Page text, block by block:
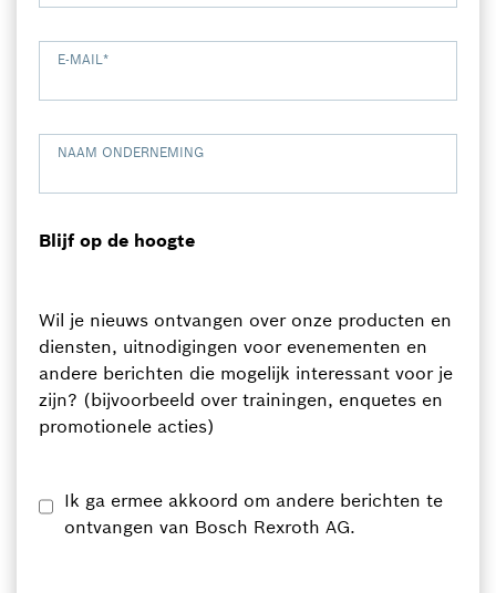
E-MAIL*
NAAM ONDERNEMING
Blijf op de hoogte
Wil je nieuws ontvangen over onze producten en
diensten, uitnodigingen voor evenementen en
andere berichten die mogelijk interessant voor je
zijn? (bijvoorbeeld over trainingen, enquetes en
promotionele acties)
Ik ga ermee akkoord om andere berichten te
ontvangen van Bosch Rexroth AG.